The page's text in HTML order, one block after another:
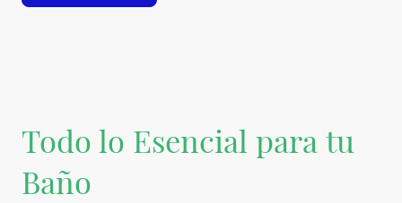
Todo lo Esencial para tu
Baño